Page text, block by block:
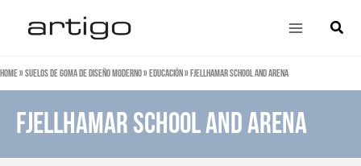
contenido
Main
Home»Suelos de goma de diseño moderno»Educación»Fjellhamar school and arena
Fjellhamar school and arena